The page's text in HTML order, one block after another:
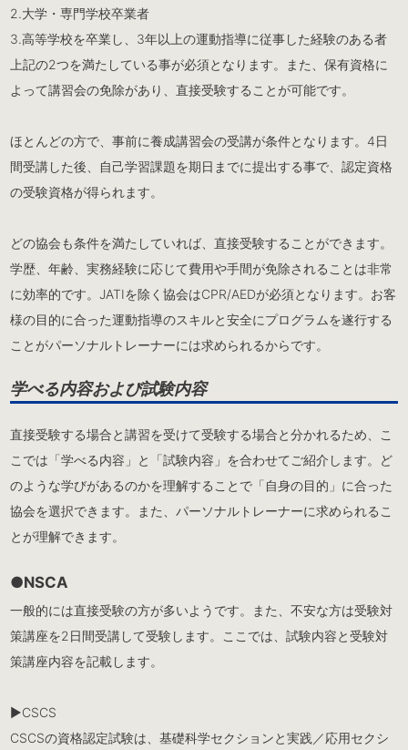
2.大学・専門学校卒業者
3.高等学校を卒業し、3年以上の運動指導に従事した経験のある者
上記の2つを満たしている事が必須となります。また、保有資格に
よって講習会の免除があり、直接受験することが可能です。
ほとんどの方で、事前に養成講習会の受講が条件となります。4日
間受講した後、自己学習課題を期日までに提出する事で、認定資格
の受験資格が得られます。
どの協会も条件を満たしていれば、直接受験することができます。
学歴、年齢、実務経験に応じて費用や手間が免除されることは非常
に効率的です。JATIを除く協会はCPR/AEDが必須となります。お客
様の目的に合った運動指導のスキルと安全にプログラムを遂行する
ことがパーソナルトレーナーには求められるからです。
学べる内容および試験内容
直接受験する場合と講習を受けて受験する場合と分かれるため、こ
こでは「学べる内容」と「試験内容」を合わせてご紹介します。ど
のような学びがあるのかを理解することで「自身の目的」に合った
協会を選択できます。また、パーソナルトレーナーに求められるこ
とが理解できます。
●NSCA
一般的には直接受験の方が多いようです。また、不安な方は受験対
策講座を2日間受講して受験します。ここでは、試験内容と受験対
策講座内容を記載します。
▶︎CSCS
CSCSの資格認定試験は、基礎科学セクションと実践／応用セクシ